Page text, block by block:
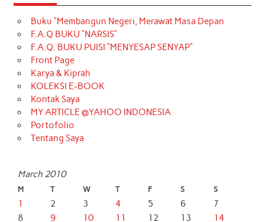
Buku “Membangun Negeri, Merawat Masa Depan
F.A.Q BUKU “NARSIS”
F.A.Q. BUKU PUISI “MENYESAP SENYAP”
Front Page
Karya & Kiprah
KOLEKSI E-BOOK
Kontak Saya
MY ARTICLE @YAHOO INDONESIA
Portofolio
Tentang Saya
March 2010
M T W T F S S
1 2 3 4 5 6
7
8
9 10 11 12 13
14